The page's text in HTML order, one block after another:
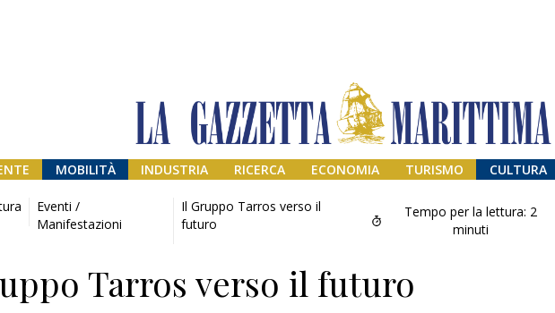
MOBILITÀ INDUSTRIA RICERCA ECONOMIA TURISMO CULTURA
Eventi /
Manifestazioni
Il Gruppo Tarros verso il
futuro
Tempo per la lettura: 2
minuti
Tarros verso il futuro